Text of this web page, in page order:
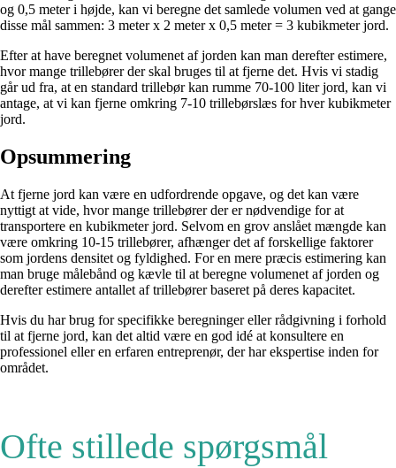
og 0,5 meter i højde, kan vi beregne det samlede volumen ved at gange
disse mål sammen: 3 meter x 2 meter x 0,5 meter = 3 kubikmeter jord.
Efter at have beregnet volumenet af jorden kan man derefter estimere,
hvor mange trillebører der skal bruges til at fjerne det. Hvis vi stadig
går ud fra, at en standard trillebør kan rumme 70-100 liter jord, kan vi
antage, at vi kan fjerne omkring 7-10 trillebørslæs for hver kubikmeter
jord.
Opsummering
At fjerne jord kan være en udfordrende opgave, og det kan være
nyttigt at vide, hvor mange trillebører der er nødvendige for at
transportere en kubikmeter jord. Selvom en grov anslået mængde kan
være omkring 10-15 trillebører, afhænger det af forskellige faktorer
som jordens densitet og fyldighed. For en mere præcis estimering kan
man bruge målebånd og kævle til at beregne volumenet af jorden og
derefter estimere antallet af trillebører baseret på deres kapacitet.
Hvis du har brug for specifikke beregninger eller rådgivning i forhold
til at fjerne jord, kan det altid være en god idé at konsultere en
professionel eller en erfaren entreprenør, der har ekspertise inden for
området.
Ofte stillede spørgsmål